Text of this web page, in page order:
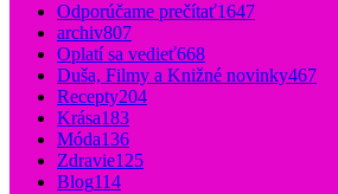
Odporúčame prečítať1647
archiv807
Oplatí sa vedieť668
Duša, Filmy a Knižné novinky467
Recepty204
Krása183
Móda136
Zdravie125
Blog114